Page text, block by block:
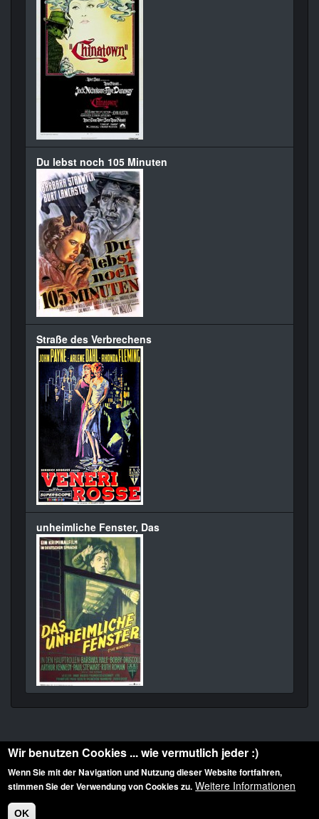
Du lebst noch 105 Minuten
Straße des Verbrechens
unheimliche Fenster, Das
Diese Website ist urheberrechtlich geschützt: © 2010-2026 der Film Noir de. Alle
Rechte vorbehalten.
Wir benutzen Cookies ... wie vermutlich jeder :)
Wenn Sie mit der Navigation und Nutzung dieser Website fortfahren,
stimmen Sie der Verwendung von Cookies zu. Weitere Informationen
OK